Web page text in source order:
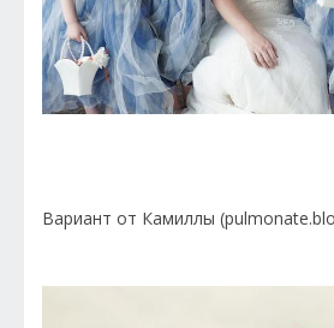
Вариант от Камиллы